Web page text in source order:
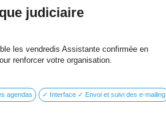
judiciaire
les vendredis Assistante confirmée en
renforcer votre organisation.
agendas ✓ Interface ✓ Envoi et suivi des e-mailing